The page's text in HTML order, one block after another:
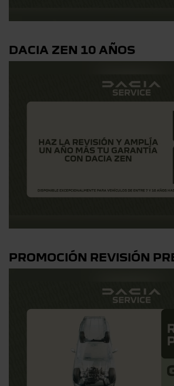
DACIA ZEN 10 AÑOS
PROMOCIÓN REVISIÓN